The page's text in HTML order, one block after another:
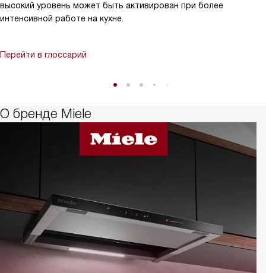
высокий уровень может быть активирован при более
интенсивной работе на кухне.
Перейти в глоссарий
О бренде Miele